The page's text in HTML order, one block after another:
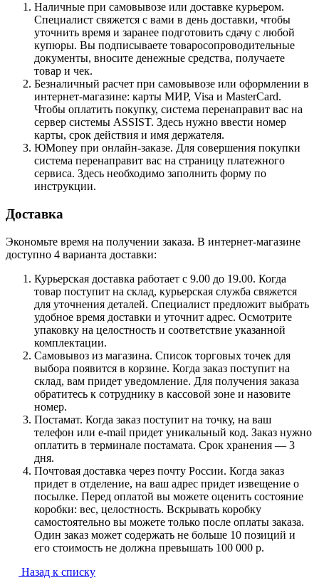
Наличные при самовывозе или доставке курьером.
Специалист свяжется с вами в день доставки, чтобы
уточнить время и заранее подготовить сдачу с любой
купюры. Вы подписываете товаросопроводительные
документы, вносите денежные средства, получаете
товар и чек.
Безналичный расчет при самовывозе или оформлении в
интернет-магазине: карты МИР, Visa и MasterCard.
Чтобы оплатить покупку, система перенаправит вас на
сервер системы ASSIST. Здесь нужно ввести номер
карты, срок действия и имя держателя.
ЮMoney при онлайн-заказе. Для совершения покупки
система перенаправит вас на страницу платежного
сервиса. Здесь необходимо заполнить форму по
инструкции.
Доставка
Экономьте время на получении заказа. В интернет-магазине
доступно 4 варианта доставки:
Курьерская доставка работает с 9.00 до 19.00. Когда
товар поступит на склад, курьерская служба свяжется
для уточнения деталей. Специалист предложит выбрать
удобное время доставки и уточнит адрес. Осмотрите
упаковку на целостность и соответствие указанной
комплектации.
Самовывоз из магазина. Список торговых точек для
выбора появится в корзине. Когда заказ поступит на
склад, вам придет уведомление. Для получения заказа
обратитесь к сотруднику в кассовой зоне и назовите
номер.
Постамат. Когда заказ поступит на точку, на ваш
телефон или e-mail придет уникальный код. Заказ нужно
оплатить в терминале постамата. Срок хранения — 3
дня.
Почтовая доставка через почту России. Когда заказ
придет в отделение, на ваш адрес придет извещение о
посылке. Перед оплатой вы можете оценить состояние
коробки: вес, целостность. Вскрывать коробку
самостоятельно вы можете только после оплаты заказа.
Один заказ может содержать не больше 10 позиций и
его стоимость не должна превышать 100 000 р.
Назад к списку